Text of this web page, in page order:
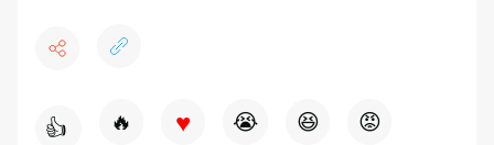
👍 🔥 ♥ 😭 😆 😡